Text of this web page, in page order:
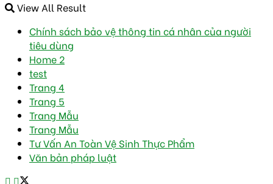
View All Result
Chính sách bảo vệ thông tin cá nhân của người
tiêu dùng
Home 2
test
Trang 4
Trang 5
Trang Mẫu
Trang Mẫu
Tư Vấn An Toàn Vệ Sinh Thực Phẩm
Văn bản pháp luật